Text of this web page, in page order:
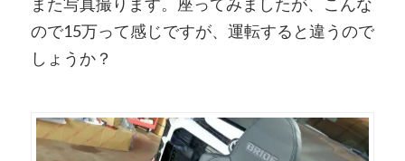
ので15万って感じですが、運転すると違うので
しょうか？